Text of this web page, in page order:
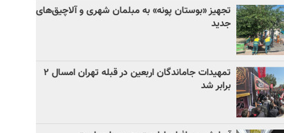
تجهیز «بوستان پونه» به مبلمان شهری و آلاچیق‌های
جدید
تمهیدات جاماندگان اربعین در قبله تهران امسال ۲
برابر شد